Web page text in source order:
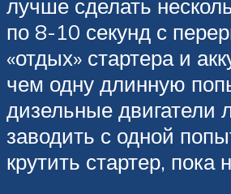
лучше сделать
по 8-10 секунд с
«отдых» стартера и
чем одну длинную
дизельные двигатели
заводить с одной
крутить стартер, пока